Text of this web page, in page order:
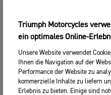
Triumph Motorcycles
ein optimales Online-
Unsere Website verwendet
Ihnen die Navigation auf der
Performance der Website zu
kommerzielle Inhalte zu liefern
Erlebnis zu bieten. Einige sind